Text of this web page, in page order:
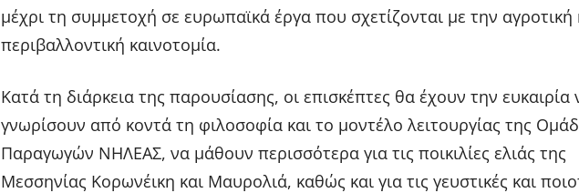
μέχρι τη συμμετοχή σε ευρωπαϊκά έργα που σχετίζονται με την αγροτική
περιβαλλοντική καινοτομία.
Κατά τη διάρκεια της παρουσίασης, οι επισκέπτες θα έχουν την ευκαιρία
γνωρίσουν από κοντά τη φιλοσοφία και το μοντέλο λειτουργίας της
Παραγωγών ΝΗΛΕΑΣ, να μάθουν περισσότερα για τις ποικιλίες ελιάς της
Μεσσηνίας Κορωνέικη και Μαυρολιά, καθώς και για τις γευστικές και